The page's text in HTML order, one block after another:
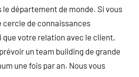
département de monde. Si vous
cercle de connaissances
que votre relation avec le client,
un team building de grande
une fois par an. Nous vous